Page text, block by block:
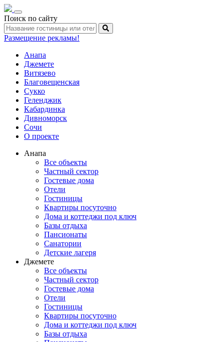
Toggle
navigation
Поиск по сайту
Размещение рекламы!
Анапа
Джемете
Витязево
Благовещенская
Сукко
Геленджик
Кабардинка
Дивноморск
Сочи
О проекте
Анапа
Все объекты
Частный сектор
Гостевые дома
Отели
Гостиницы
Квартиры посуточно
Дома и коттеджи под ключ
Базы отдыха
Пансионаты
Санатории
Детские лагеря
Джемете
Все объекты
Частный сектор
Гостевые дома
Отели
Гостиницы
Квартиры посуточно
Дома и коттеджи под ключ
Базы отдыха